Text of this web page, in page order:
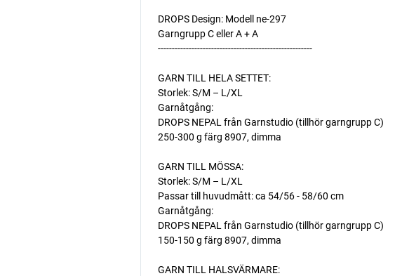
DROPS Design: Modell ne-297
Garngrupp C eller A + A
-------------------------------------------------------
GARN TILL HELA SETTET:
Storlek: S/M – L/XL
Garnåtgång:
DROPS NEPAL från Garnstudio (tillhör garngrupp C)
250-300 g färg 8907, dimma
GARN TILL MÖSSA:
Storlek: S/M – L/XL
Passar till huvudmått: ca 54/56 - 58/60 cm
Garnåtgång:
DROPS NEPAL från Garnstudio (tillhör garngrupp C)
150-150 g färg 8907, dimma
GARN TILL HALSVÄRMARE: